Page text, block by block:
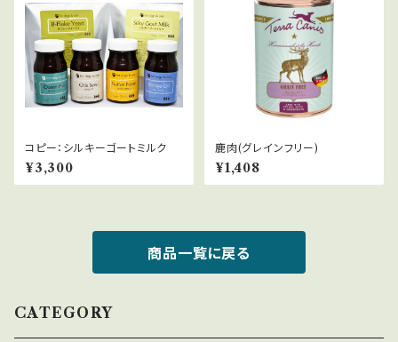
コピー：シルキーゴートミルク
¥3,300
鹿肉(グレインフリー)
¥1,408
商品一覧に戻る
CATEGORY